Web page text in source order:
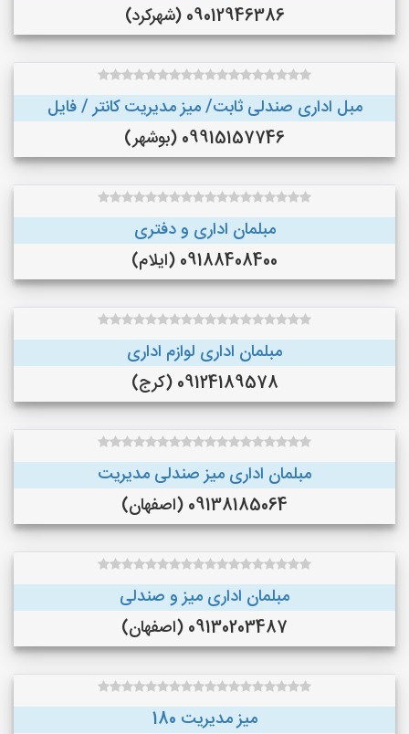
09012946386 (شهرکرد)
مبل اداری صندلی ثابت/ میز مدیریت کانتر / فایل
09915157746 (بوشهر)
مبلمان اداری و دفتری
09188408400 (ایلام)
مبلمان اداری لوازم اداری
09124189578 (کرج)
مبلمان اداری میز صندلی مدیریت
09138185064 (اصفهان)
مبلمان اداری میز و صندلی
09130203487 (اصفهان)
میز مدیریت 180